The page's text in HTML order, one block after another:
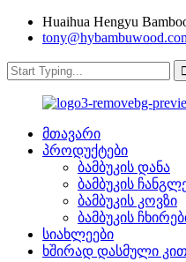
Huaihua Hengyu
მთავარი
პროდუქტები
ბამბუკის დანა
ბამბუკის
ბამბუკის კოვზი
ბამბუკის
სიახლეები
ხშირად დასმული